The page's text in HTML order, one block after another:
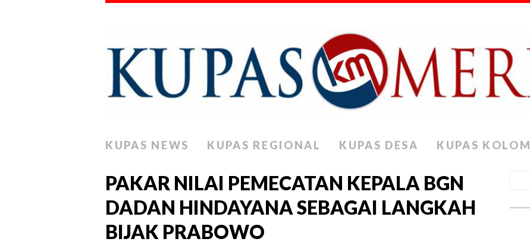
KUPAS NEWS KUPAS REGIONAL KUPAS DESA KUPAS KOLOM
PAKAR NILAI PEMECATAN KEPALA BGN
DADAN HINDAYANA SEBAGAI LANGKAH
BIJAK PRABOWO